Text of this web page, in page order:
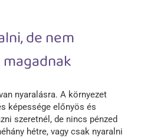
de nem
nyaralásra. A környezet
képessége előnyös és
szeretnél, de nincs pénzed
hétre, vagy csak nyaralni